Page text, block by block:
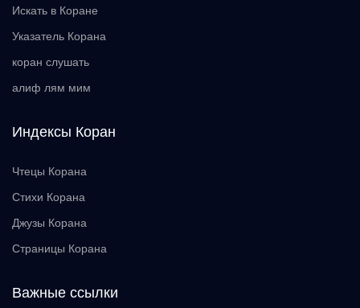
Искать в Коране
Указатель Корана
коран слушать
алиф лям мим
Индексы Коран
Чтецы Корана
Стихи Корана
Джузы Корана
Страницы Корана
Важные ссылки